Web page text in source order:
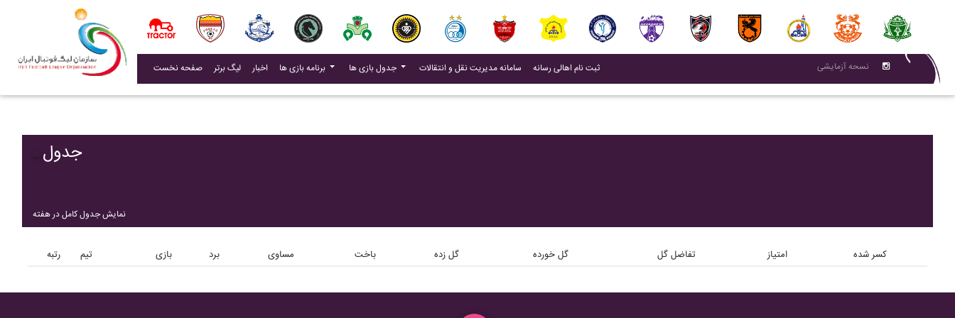
صفحه نخست لیگ برتر اخبار(current) برنامه بازی ها جدول بازی ها سامانه مدیریت نقل و انتقالات (current)
ثبت نام اهالی رسانه(current) نسحه آزمایشی
جدول
نمایش جدول کامل در هفته
رتبه تیم بازی برد مساوی باخت گل زده گل خورده تفاضل گل امتیاز کسر شده